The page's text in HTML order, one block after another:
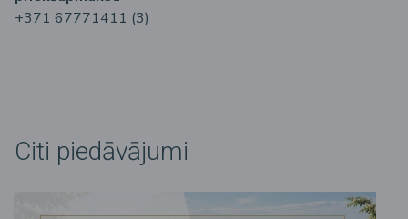
+371 67771411 (3)
Citi piedāvājumi